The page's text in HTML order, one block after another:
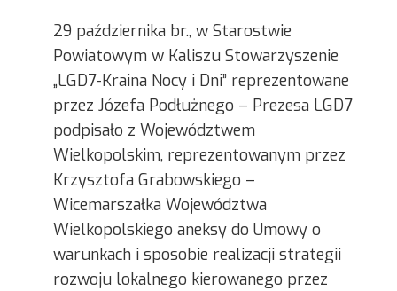
29 października br., w Starostwie
Powiatowym w Kaliszu Stowarzyszenie
„LGD7-Kraina Nocy i Dni” reprezentowane
przez Józefa Podłużnego – Prezesa LGD7
podpisało z Województwem
Wielkopolskim, reprezentowanym przez
Krzysztofa Grabowskiego –
Wicemarszałka Województwa
Wielkopolskiego aneksy do Umowy o
warunkach i sposobie realizacji strategii
rozwoju lokalnego kierowanego przez